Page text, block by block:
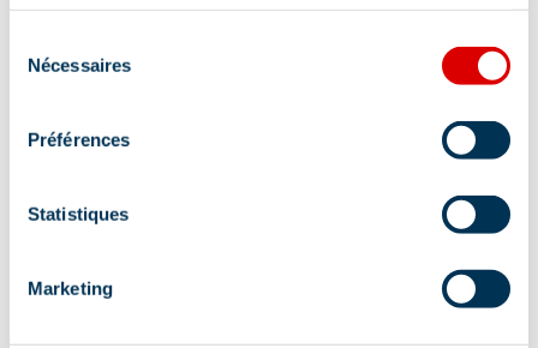
Nécessaires
Préférences
Statistiques
Marketing